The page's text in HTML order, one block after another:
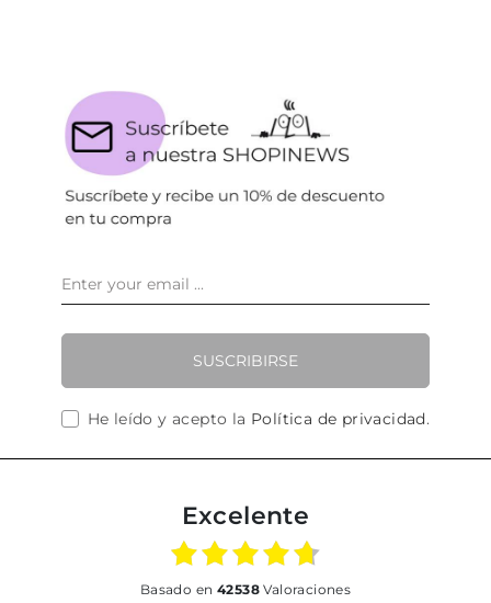
SUSCRIBIRSE
He leído y acepto la Política de privacidad.
Excelente
basado en 42538Valoraciones